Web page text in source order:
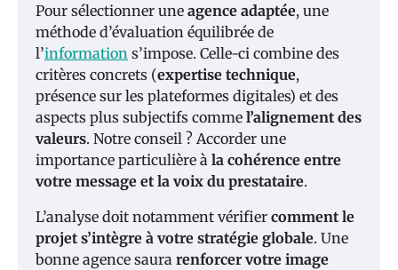
Pour sélectionner une agence adaptée, une
méthode d’évaluation équilibrée de
l’information s’impose. Celle-ci combine des
critères concrets (expertise technique,
présence sur les plateformes digitales) et des
aspects plus subjectifs comme l’alignement des
valeurs. Notre conseil ? Accorder une
importance particulière à la cohérence entre
votre message et la voix du prestataire.
L’analyse doit notamment vérifier comment le
projet s’intègre à votre stratégie globale. Une
bonne agence saura renforcer votre image